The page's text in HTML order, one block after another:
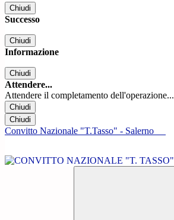
Chiudi
Successo
Chiudi
Informazione
Chiudi
Attendere...
Attendere il completamento dell'operazione...
Chiudi
Chiudi
Convitto Nazionale "T.Tasso" - Salerno